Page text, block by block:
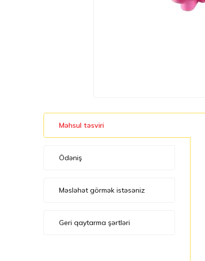
Məhsul təsviri
Ödəniş
Məsləhət görmək istəsəniz
Geri qaytarma şərtləri